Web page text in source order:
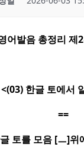
어발음 총정리 제2
<(03) 한글 토에서
==
토를 모음 [ㅡ]위